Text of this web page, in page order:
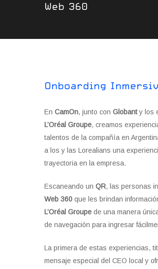
Web 360
Onboarding
EnCamOn, junto conGlobanty los
L’Oréal Groupe, creamos
talentos de la compañía en
a los y las Lorealians una
trayectoria en la empresa.
Escaneando unQR, las personas
Web 360 que les brindan
L’Oréal Groupe de una manera
de navegación para ingresar
La primera de estas experiencias,
mensaje especial del CEO local y